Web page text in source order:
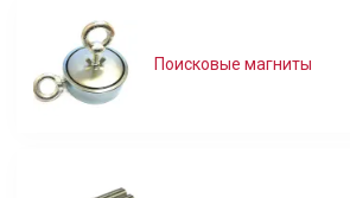
Поисковые магниты